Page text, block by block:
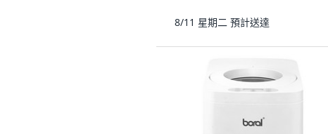
8/11 星期二 預計送達